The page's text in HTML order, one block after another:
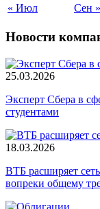
« Июл Сен »
Новости
25.03.2026
Эксперт Сбера в
студентами
18.03.2026
ВТБ расширяет
вопреки общему